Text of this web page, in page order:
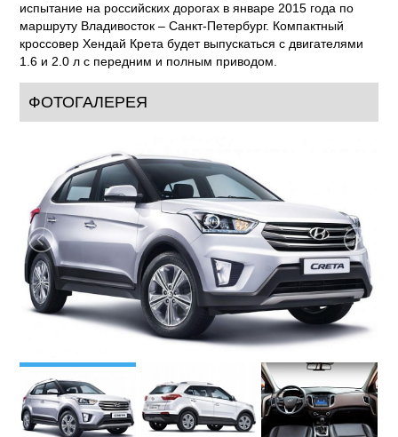
испытание на российских дорогах в январе 2015 года по
маршруту Владивосток – Санкт-Петербург. Компактный
кроссовер Хендай Крета будет выпускаться с двигателями
1.6 и 2.0 л с передним и полным приводом.
ФОТОГАЛЕРЕЯ